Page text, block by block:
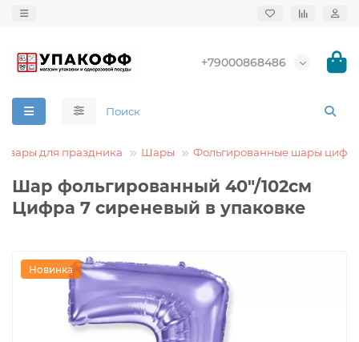
+79000868486
для праздника Шары Фольгированные шары
Шар фольгированный 40"/102см
Цифра 7 сиреневый в упаковке
Новинка